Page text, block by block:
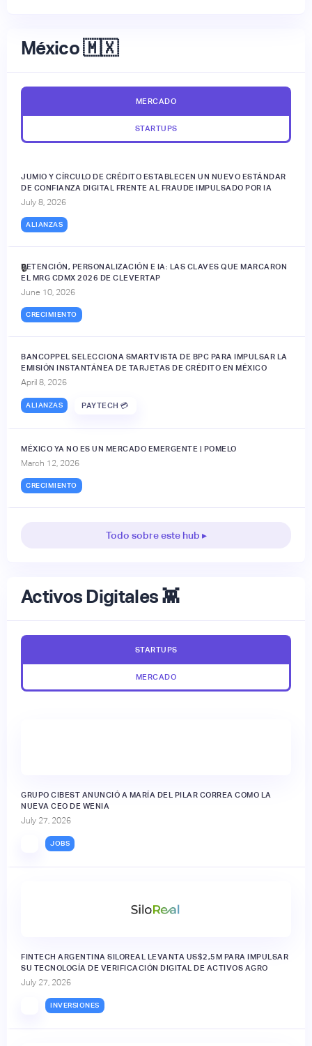
México 🇲🇽
MERCADO
STARTUPS
JUMIO Y CÍRCULO DE CRÉDITO ESTABLECEN UN NUEVO ESTÁNDAR
DE CONFIANZA DIGITAL FRENTE AL FRAUDE IMPULSADO POR IA
July 8, 2026
ALIANZAS
RETENCIÓN, PERSONALIZACIÓN E IA: LAS CLAVES QUE MARCARON
EL MRG CDMX 2026 DE CLEVERTAP
June 10, 2026
CRECIMIENTO
🔒
BANCOPPEL SELECCIONA SMARTVISTA DE BPC PARA IMPULSAR LA
EMISIÓN INSTANTÁNEA DE TARJETAS DE CRÉDITO EN MÉXICO
April 8, 2026
ALIANZAS PAYTECH 💳
MÉXICO YA NO ES UN MERCADO EMERGENTE | POMELO
March 12, 2026
CRECIMIENTO
Todo sobre este hub ▸
Activos Digitales 👾
STARTUPS
MERCADO
GRUPO CIBEST ANUNCIÓ A MARÍA DEL PILAR CORREA COMO LA
NUEVA CEO DE WENIA
July 27, 2026
JOBS
FINTECH ARGENTINA SILOREAL LEVANTA US$2,5M PARA IMPULSAR
SU TECNOLOGÍA DE VERIFICACIÓN DIGITAL DE ACTIVOS AGRO
July 27, 2026
INVERSIONES